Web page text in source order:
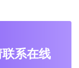
系在线